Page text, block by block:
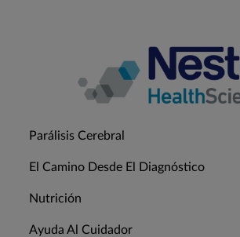
Parálisis Cerebral
El Camino Desde El Diagnóstico
Nutrición
Ayuda Al Cuidador